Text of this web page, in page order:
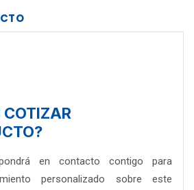
COTIZAR
en contacto contigo para
personalizado sobre este